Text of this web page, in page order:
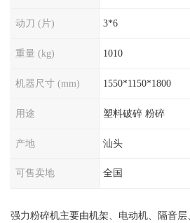
动刀 (片) 3*6
重量 (kg) 1010
机器尺寸 (mm) 1550*1150*1800
用途 塑料破碎 粉碎
产地 汕头
可售卖地 全国
强力粉碎机主要由机架、电动机、隔音